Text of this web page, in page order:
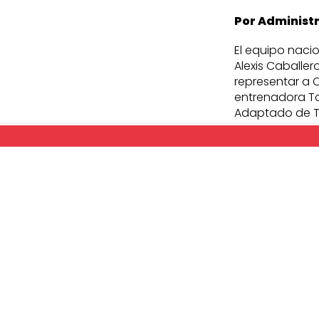
Por
El equipo
Alexis
representar a
entrenadora
Adaptado de
En esta